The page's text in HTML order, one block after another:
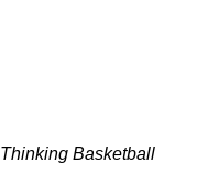
Thinking Basketball